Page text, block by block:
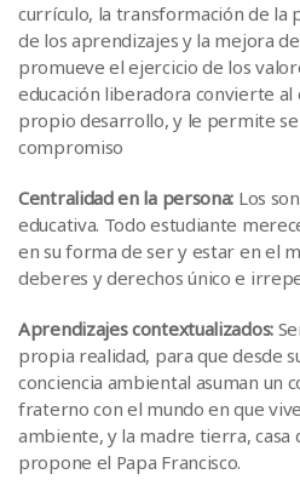
currículo, la transformación de la
de los aprendizajes y la mejora
promueve el ejercicio de los
educación liberadora convierte al
propio desarrollo, y le permite
compromiso
Centralidad en la persona: Los
educativa. Todo estudiante
en su forma de ser y estar en el
deberes y derechos único e
Aprendizajes contextualizados:
propia realidad, para que desde
conciencia ambiental asuman un
fraterno con el mundo en que
ambiente, y la madre tierra, casa
propone el Papa Francisco.